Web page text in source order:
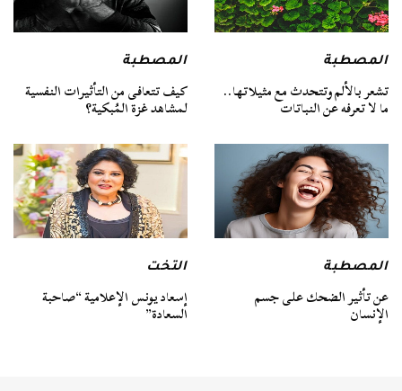
المصطبة
تشعر بالألم وتتحدث مع مثيلاتها..
ما لا تعرفه عن النباتات
المصطبة
كيف تتعافى من التأثيرات النفسية
لمشاهد غزة المُبكية؟
المصطبة
عن تأثير الضحك على جسم
الإنسان
التخت
إسعاد يونس الإعلامية “صاحبة
السعادة”